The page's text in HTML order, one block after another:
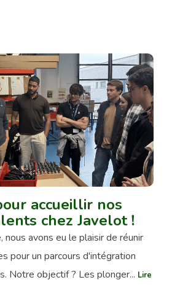
accueillir nos
chez Javelot !
nous avons eu le plaisir de réunir
pour un parcours d'intégration
Notre objectif ? Les plonger... Lire